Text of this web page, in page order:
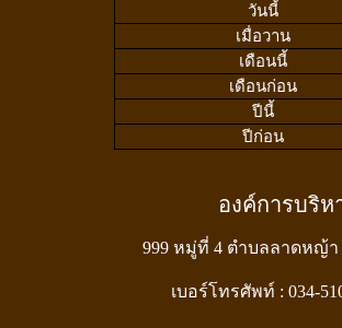
วันนี้
เมื่อวาน
เดือนนี้
เดือนก่อน
ปีนี้
ปีก่อน
องค์การบริ
999 หมู่ที่ 4 ตำบลลาดหญ้า
เบอร์โทรศัพท์ : 034-